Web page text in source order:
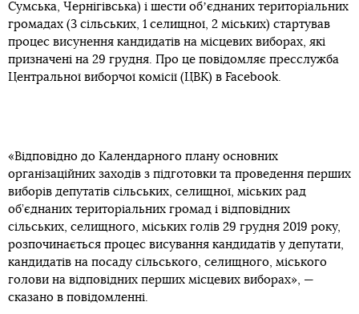
Сумська, Чернігівська) і шести обʼєднаних територіальних
громадах (3 сільських, 1 селищної, 2 міських) стартував
процес висунення кандидатів на місцевих виборах, які
призначені на 29 грудня. Про це повідомляє пресслужба
Центральної виборчої комісії (ЦВК) в Facebook.
«Відповідно до Календарного плану основних
організаційних заходів з підготовки та проведення перших
виборів депутатів сільських, селищної, міських рад
об’єднаних територіальних громад і відповідних
сільських, селищного, міських голів 29 грудня 2019 року,
розпочинається процес висування кандидатів у депутати,
кандидатів на посаду сільського, селищного, міського
голови на відповідних перших місцевих виборах», —
сказано в повідомленні.